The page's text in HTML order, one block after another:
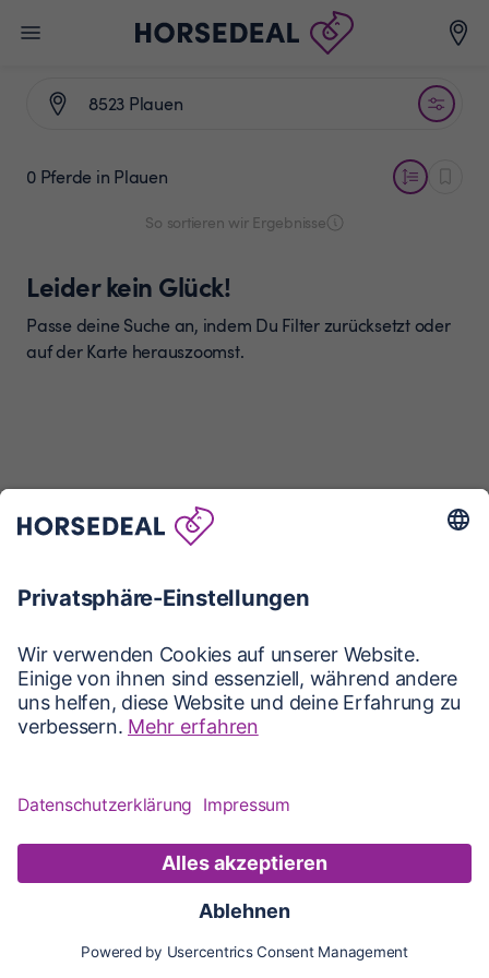
Karte Updates Konto
Karte
0 Pferde in Plauen
So sortieren wir Ergebnisse
Leider kein Glück!
Passe deine Suche an, indem Du Filter zurücksetzt oder
auf der Karte herauszoomst.